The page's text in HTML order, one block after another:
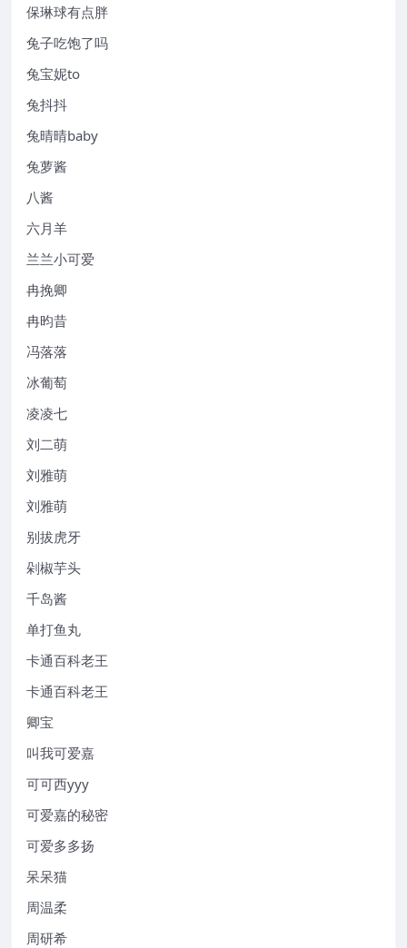
保琳球有点胖
兔子吃饱了吗
兔宝妮to
兔抖抖
兔晴晴baby
兔萝酱
八酱
六月羊
兰兰小可爱
冉挽卿
冉昀昔
冯落落
冰葡萄
凌凌七
刘二萌
刘雅萌
刘雅萌
别拔虎牙
剁椒芋头
千岛酱
单打鱼丸
卡通百科老王
卡通百科老王
卿宝
叫我可爱嘉
可可西yyy
可爱嘉的秘密
可爱多多扬
呆呆猫
周温柔
周研希